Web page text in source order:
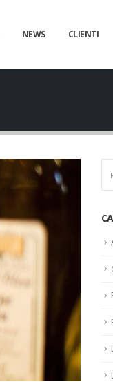
NEWS CLIENTI